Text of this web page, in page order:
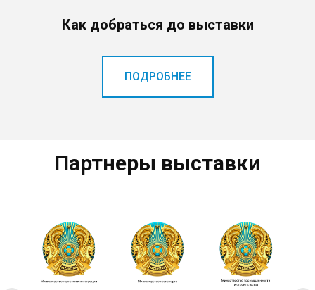
Как добраться до выставки
ПОДРОБНЕЕ
Партнеры выставки